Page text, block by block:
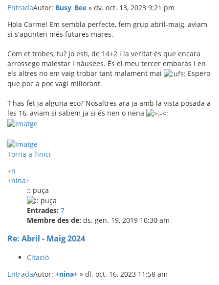
EntradaAutor: Busy_Bee » dv. oct. 13, 2023 9:21 pm
Hola Carme! Em sembla perfecte, fem grup abril-maig, aviam
si s'apunten més futures mares.
Com et trobes, tu? Jo esti, de 14+2 i la veritat és que encara
arrossego malestar i nàusees. És el meu tercer embaràs i en
els altres no em vaig trobar tant malament mai
Espero
que poc a poc vagi millorant.
T'has fet ja alguna eco? Nosaltres ara ja amb la vista posada a
les 16, aviam si sabem ja si és nen o nena
Torna a l’inici
+n
+nina+
:: puça
Entrades: 7
Membre des de: ds. gen. 19, 2019 10:30 am
Re: Abril - Maig 2024
Citació
EntradaAutor: +nina+ » dl. oct. 16, 2023 11:58 am